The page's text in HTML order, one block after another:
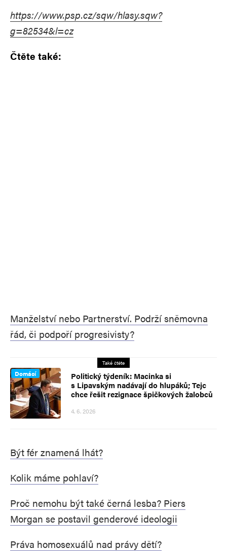
https://www.psp.cz/sqw/hlasy.sqw?
g=82534&l=cz
Čtěte také:
Manželství nebo Partnerství. Podrží sněmovna
řád, či podpoří progresivisty?
Také čtěte
Domácí
Politický týdeník: Macinka si
s Lipavským nadávají do hlupáků; Tejc
chce řešit rezignace špičkových žalobců
4. 6. 2026
Být fér znamená lhát?
Kolik máme pohlaví?
Proč nemohu být také černá lesba? Piers
Morgan se postavil genderové ideologii
Práva homosexuálů nad právy dětí?